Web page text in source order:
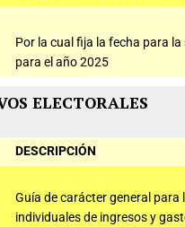
Por la cual fija la fecha para
para el año 2025
ELECTORALES
DESCRIPCIÓN
Guía de carácter general
individuales de ingresos y